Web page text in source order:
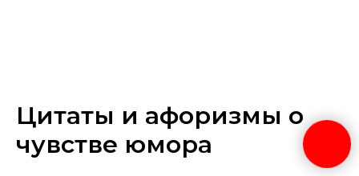
Цитаты и афоризмы о
чувстве юмора